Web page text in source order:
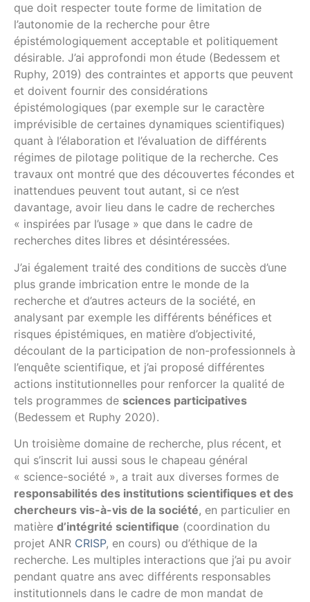
que doit respecter toute forme de limitation de
l’autonomie de la recherche pour être
épistémologiquement acceptable et politiquement
désirable. J’ai approfondi mon étude (Bedessem et
Ruphy, 2019) des contraintes et apports que peuvent
et doivent fournir des considérations
épistémologiques (par exemple sur le caractère
imprévisible de certaines dynamiques scientifiques)
quant à l’élaboration et l’évaluation de différents
régimes de pilotage politique de la recherche. Ces
travaux ont montré que des découvertes fécondes et
inattendues peuvent tout autant, si ce n’est
davantage, avoir lieu dans le cadre de recherches
« inspirées par l’usage » que dans le cadre de
recherches dites libres et désintéressées.
J’ai également traité des conditions de succès d’une
plus grande imbrication entre le monde de la
recherche et d’autres acteurs de la société, en
analysant par exemple les différents bénéfices et
risques épistémiques, en matière d’objectivité,
découlant de la participation de non-professionnels à
l’enquête scientifique, et j’ai proposé différentes
actions institutionnelles pour renforcer la qualité de
tels programmes de sciences participatives
(Bedessem et Ruphy 2020).
Un troisième domaine de recherche, plus récent, et
qui s’inscrit lui aussi sous le chapeau général
« science-société », a trait aux diverses formes de
responsabilités des institutions scientifiques et des
chercheurs vis-à-vis de la société, en particulier en
matière d’intégrité scientifique (coordination du
projet ANR CRISP, en cours) ou d’éthique de la
recherche. Les multiples interactions que j’ai pu avoir
pendant quatre ans avec différents responsables
institutionnels dans le cadre de mon mandat de